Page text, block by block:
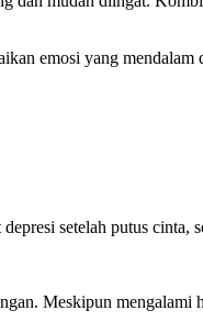
emosi yang
setelah putus cinta,
Meskipun